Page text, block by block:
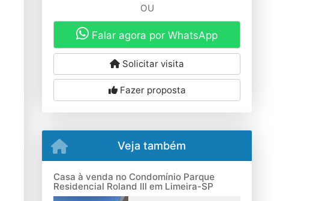
OU
Falar agora por WhatsApp
Solicitar visita
Fazer proposta
Veja também
Casa à venda no Condomínio Parque
Residencial Roland III em Limeira-SP